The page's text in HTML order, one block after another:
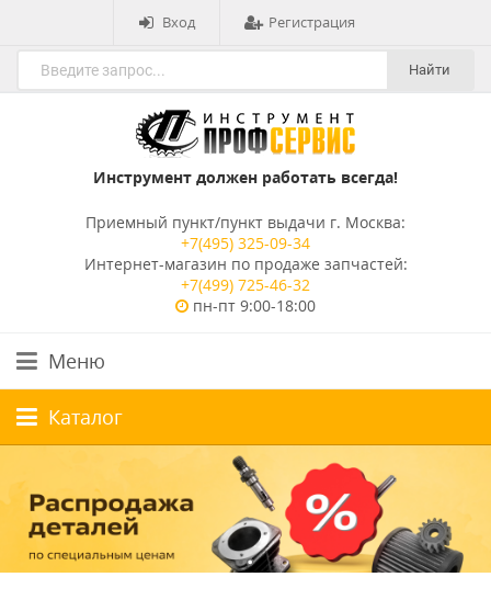
Вход Регистрация
Найти
Инструмент должен работать всегда!
Приемный пункт/пункт выдачи г. Москва:
+7(495) 325-09-34
Интернет-магазин по продаже запчастей:
+7(499) 725-46-32
пн-пт 9:00-18:00
Меню
Каталог